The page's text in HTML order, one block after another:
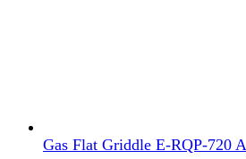
Gas Flat Griddle E-RQP-720 A